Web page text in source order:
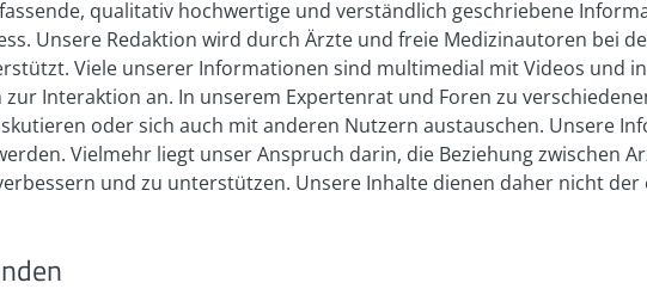
qualitativ hochwertige und verständlich geschriebene
Unsere Redaktion wird durch Ärzte und freie Medizinautoren bei
Viele unserer Informationen sind multimedial mit Videos und
Interaktion an. In unserem Expertenrat und Foren zu
oder sich auch mit anderen Nutzern austauschen. Unsere
Vielmehr liegt unser Anspruch darin, die Beziehung zwischen
und zu unterstützen. Unsere Inhalte dienen daher nicht der